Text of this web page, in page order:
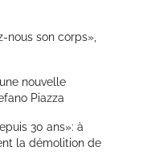
nous son corps»,
nouvelle
Piazza
30 ans»: à
la démolition de